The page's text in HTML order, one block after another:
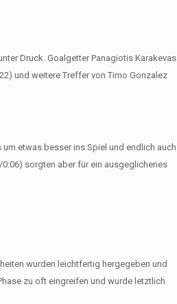
Druck. Goalgetter Panagiotis Karakevas
und weitere Treffer von Timo Gonzalez
etwas besser ins Spiel und endlich auch
sorgten aber für ein ausgeglichenes
wurden leichtfertig hergegeben und
zu oft eingreifen und wurde letztlich